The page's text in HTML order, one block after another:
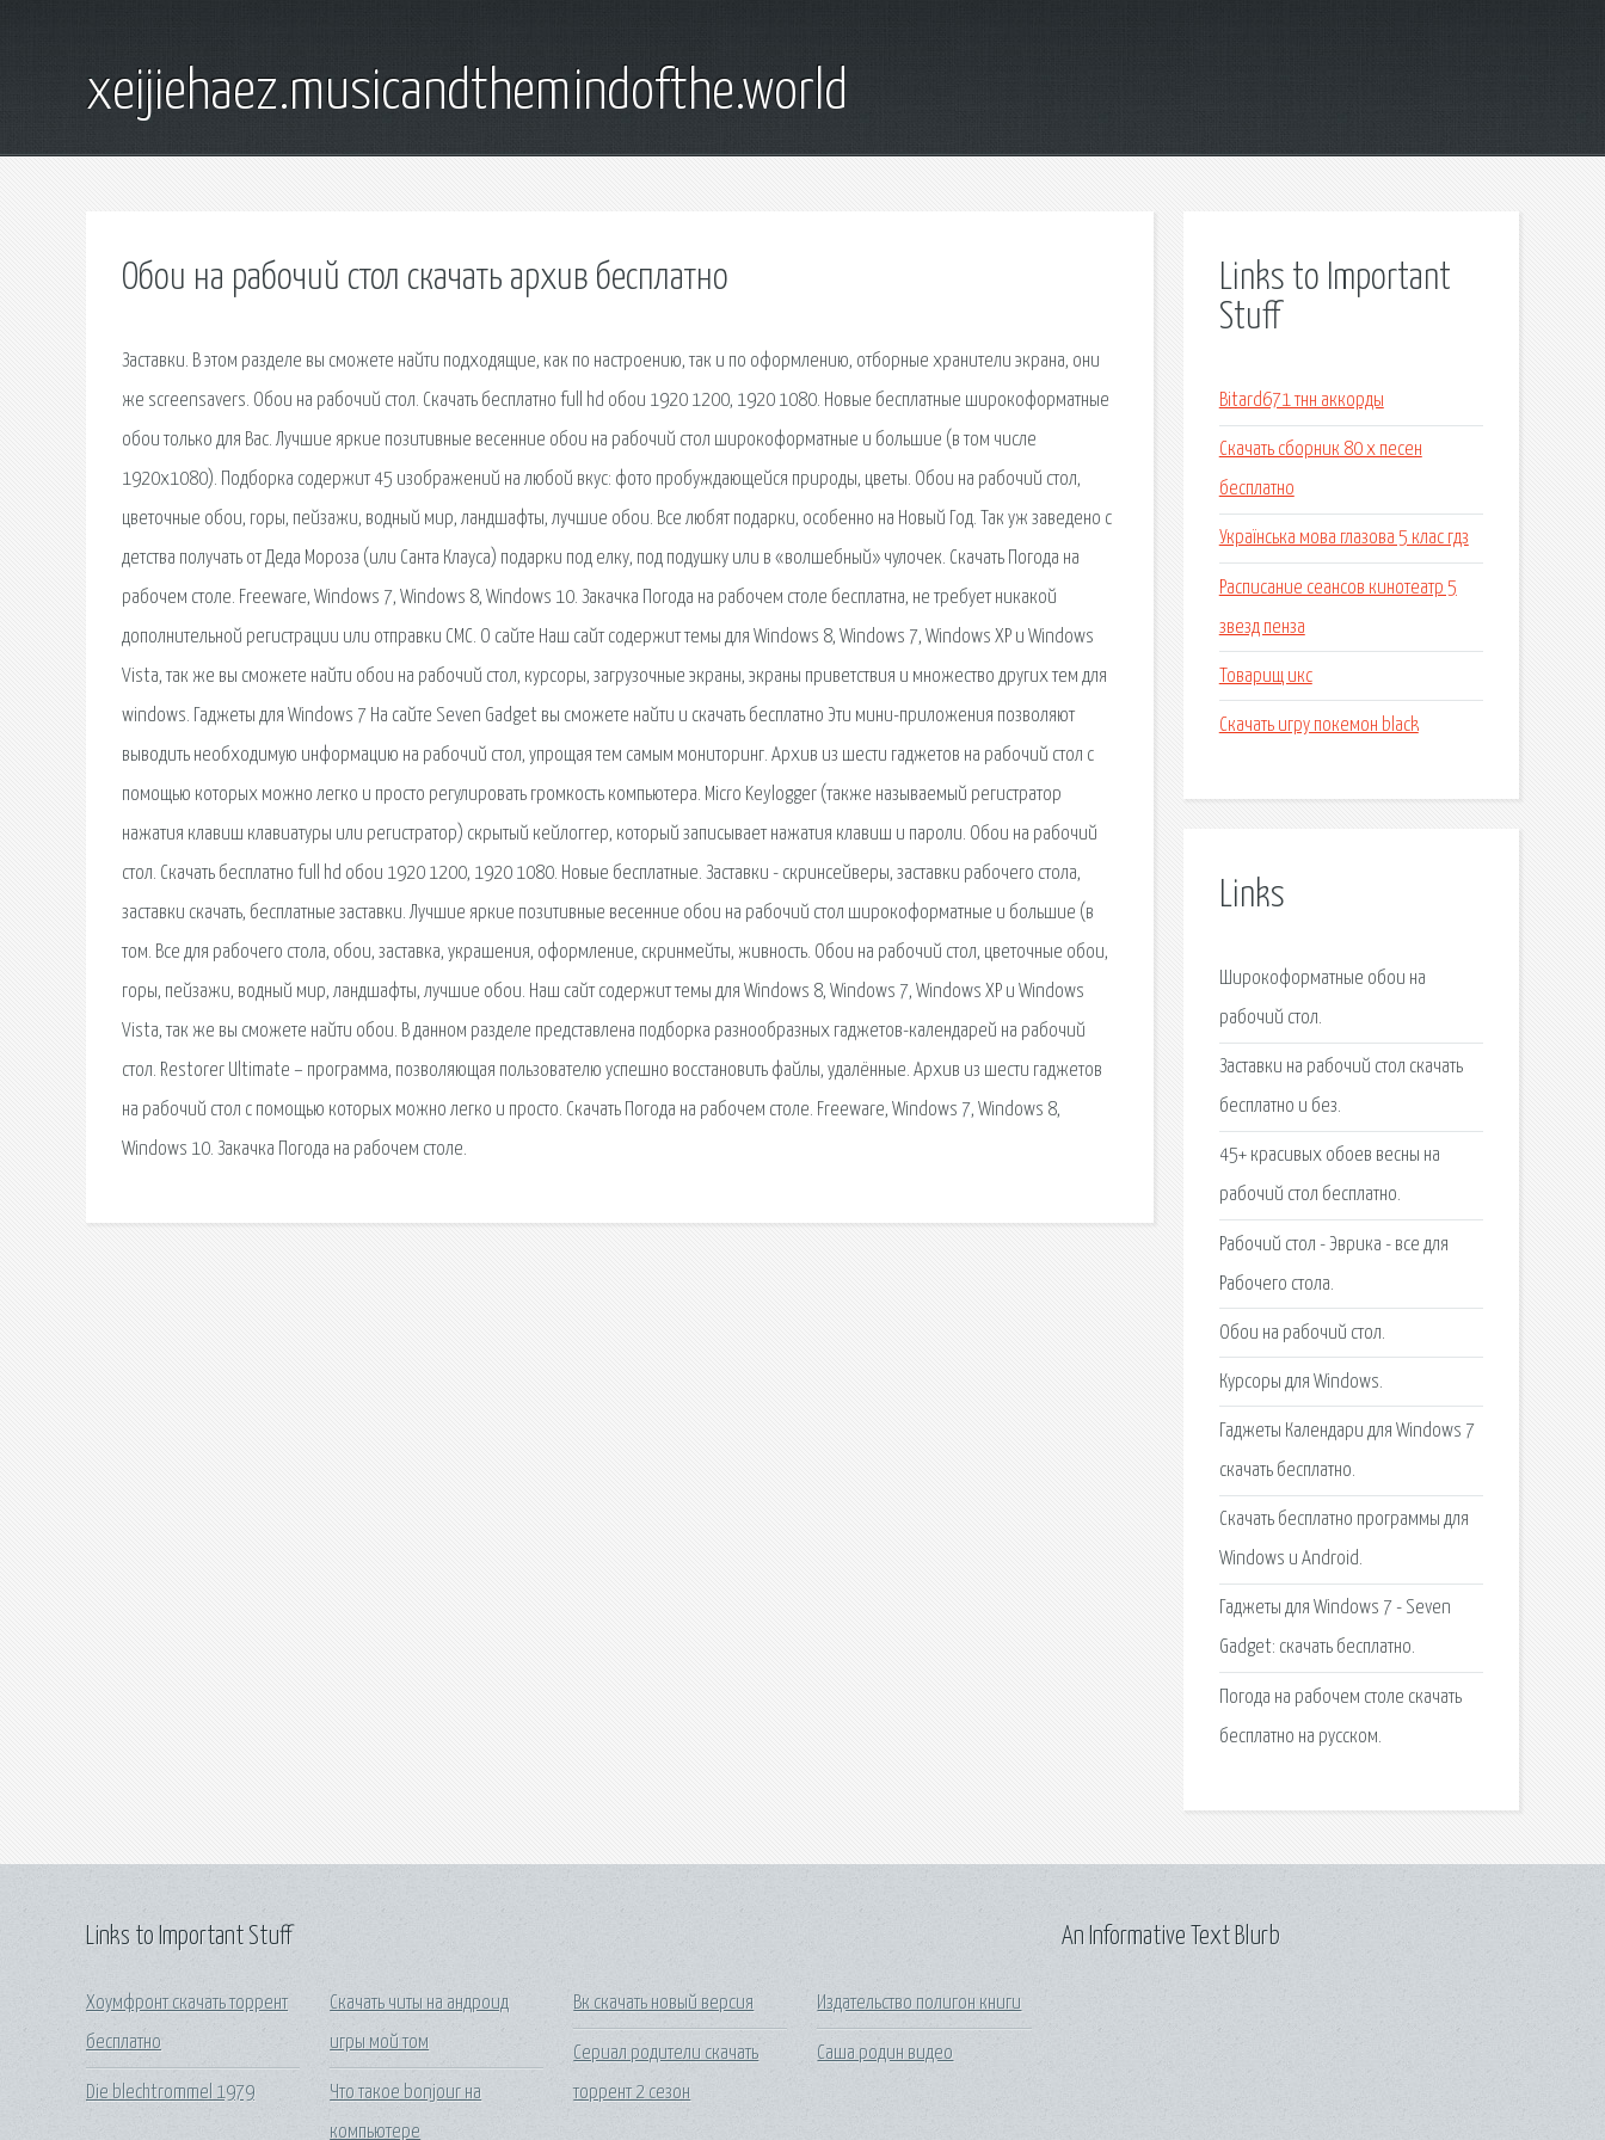
xeijiehaez.musicandthemindofthe.world
Обои на рабочий стол скачать архив бесплатно
Заставки. В этом разделе вы сможете найти подходящие, как по настроению, так и по оформлению, отборные хранители экрана, они
же screensavers. Обои на рабочий стол. Скачать бесплатно full hd обои 1920 1200, 1920 1080. Новые бесплатные широкоформатные
обои только для Вас. Лучшие яркие позитивные весенние обои на рабочий стол широкоформатные и большие (в том числе
1920х1080). Подборка содержит 45 изображений на любой вкус: фото пробуждающейся природы, цветы. Обои на рабочий стол,
цветочные обои, горы, пейзажи, водный мир, ландшафты, лучшие обои. Все любят подарки, особенно на Новый Год. Так уж заведено с
детства получать от Деда Мороза (или Санта Клауса) подарки под елку, под подушку или в «волшебный» чулочек. Скачать Погода на
рабочем столе. Freeware, Windows 7, Windows 8, Windows 10. Закачка Погода на рабочем столе бесплатна, не требует никакой
дополнительной регистрации или отправки СМС. О сайте Наш сайт содержит темы для Windows 8, Windows 7, Windows XP и Windows
Vista, так же вы сможете найти обои на рабочий стол, курсоры, загрузочные экраны, экраны приветствия и множество других тем для
windows. Гаджеты для Windows 7 На сайте Seven Gadget вы сможете найти и скачать бесплатно Эти мини-приложения позволяют
выводить необходимую информацию на рабочий стол, упрощая тем самым мониторинг. Архив из шести гаджетов на рабочий стол с
помощью которых можно легко и просто регулировать громкость компьютера. Micro Keylogger (также называемый регистратор
нажатия клавиш клавиатуры или регистратор) скрытый кейлоггер, который записывает нажатия клавиш и пароли. Обои на рабочий
стол. Скачать бесплатно full hd обои 1920 1200, 1920 1080. Новые бесплатные. Заставки - скринсейверы, заставки рабочего стола,
заставки скачать, бесплатные заставки. Лучшие яркие позитивные весенние обои на рабочий стол широкоформатные и большие (в
том. Все для рабочего стола, обои, заставка, украшения, оформление, скринмейты, живность. Обои на рабочий стол, цветочные обои,
горы, пейзажи, водный мир, ландшафты, лучшие обои. Наш сайт содержит темы для Windows 8, Windows 7, Windows XP и Windows
Vista, так же вы сможете найти обои. В данном разделе представлена подборка разнообразных гаджетов-календарей на рабочий
стол. Restorer Ultimate – программа, позволяющая пользователю успешно восстановить файлы, удалённые. Архив из шести гаджетов
на рабочий стол с помощью которых можно легко и просто. Скачать Погода на рабочем столе. Freeware, Windows 7, Windows 8,
Windows 10. Закачка Погода на рабочем столе.
Links to Important
Stuff
Bitard671 тнн аккорды
Скачать сборник 80 х песен
бесплатно
Українська мова глазова 5 клас гдз
Расписание сеансов кинотеатр 5
звезд пенза
Товарищ икс
Скачать игру покемон black
Links
Широкоформатные обои на
рабочий стол.
Заставки на рабочий стол скачать
бесплатно и без.
45+ красивых обоев весны на
рабочий стол бесплатно.
Рабочий стол - Эврика - все для
Рабочего стола.
Обои на рабочий стол.
Курсоры для Windows.
Гаджеты Календари для Windows 7
скачать бесплатно.
Скачать бесплатно программы для
Windows и Android.
Гаджеты для Windows 7 - Seven
Gadget: скачать бесплатно.
Погода на рабочем столе скачать
бесплатно на русском.
Links to Important Stuff
Хоумфронт скачать торрент
бесплатно
Die blechtrommel 1979
Скачать читы на андроид
игры мой том
Что такое bonjour на
компьютере
Вк скачать новый версия
Сериал родители скачать
торрент 2 сезон
Издательство полигон книги
Саша родин видео
An Informative Text Blurb